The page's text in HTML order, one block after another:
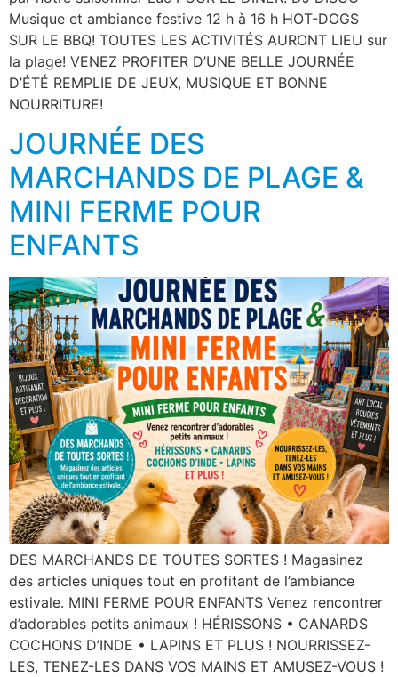
Musique et ambiance festive 12 h à 16 h HOT-DOGS
SUR LE BBQ! TOUTES LES ACTIVITÉS AURONT LIEU sur
la plage! VENEZ PROFITER D’UNE BELLE JOURNÉE
D’ÉTÉ REMPLIE DE JEUX, MUSIQUE ET BONNE
NOURRITURE!
JOURNÉE DES
MARCHANDS DE PLAGE &
MINI FERME POUR
ENFANTS
DES MARCHANDS DE TOUTES SORTES ! Magasinez
des articles uniques tout en profitant de l’ambiance
estivale. MINI FERME POUR ENFANTS Venez rencontrer
d’adorables petits animaux ! HÉRISSONS • CANARDS
COCHONS D’INDE • LAPINS ET PLUS ! NOURRISSEZ-
LES, TENEZ-LES DANS VOS MAINS ET AMUSEZ-VOUS !